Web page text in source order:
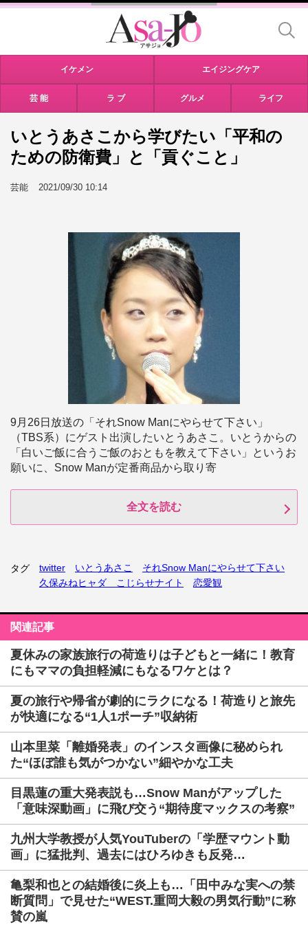
イケメン エイジングケア
芸 能 ラ ブ グルメ ライフ
いとうあさこから学びたい「平和の
ための防衛費」と「貢ぐこと」
芸能 2021/09/30 10:14
9月26日放送の「それSnow Manにやらせて下さい」
（TBS系）にゲスト出演したいとうあさこ。いとうからの
「白いご飯に合うご飯のおともを教えて下さい」というお
願いに、Snow Manが定番商品から取り寄
全文を読む
タグ twitter いとうあさこ
それSnow Manにやらせて下さい
久保みねヒャダ こじらせナイト
恋愛観
関連記事
夏休みの家族旅行の荷造りは子どもと一緒に！教育
にもママの負担軽減にもなるワケとは？
夏の旅行や帰省が劇的にラクになる！荷造りと旅先
が快適になる“1人1ポーチ”収納術
山本里菜「離婚発表」のインスタ画像に秘められ
た“ほぼ誰も気がつかない”細やかな工夫
目黒蓮の重大発表説も…Snow Manがアップした
「意味深動画」に飛び交う“期待度マックスの考察”
九州大学教授が人気YouTuberの「学歴マウント動
画」に猛批判、過去にはひろゆきも反発…
亀梨和也との結婚後に炎上も…「田中みな実への禁
断質問」で見せた“WEST.重岡大毅の男気行動”に称
賛の嵐